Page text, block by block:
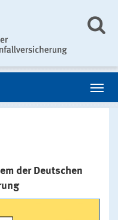
der Deutschen